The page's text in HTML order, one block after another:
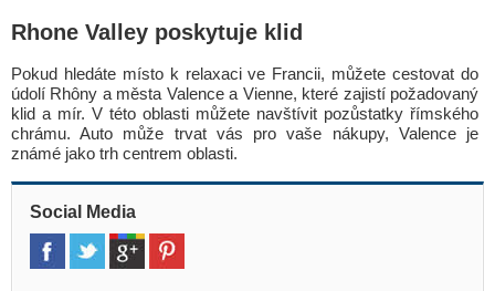
Rhone Valley poskytuje klid
Pokud hledáte místo k relaxaci ve Francii, můžete cestovat do
údolí Rhôny a města Valence a Vienne, které zajistí požadovaný
klid a mír. V této oblasti můžete navštívit pozůstatky římského
chrámu. Auto může trvat vás pro vaše nákupy, Valence je
známé jako trh centrem oblasti.
Social Media